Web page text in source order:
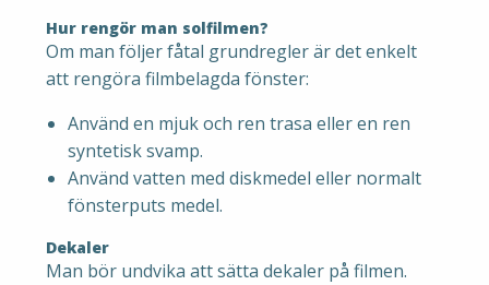
Hur rengör man solfilmen?
Om man följer fåtal grundregler är det enkelt
att rengöra filmbelagda fönster:
Använd en mjuk och ren trasa eller en ren
syntetisk svamp.
Använd vatten med diskmedel eller normalt
fönsterputs medel.
Dekaler
Man bör undvika att sätta dekaler på filmen.